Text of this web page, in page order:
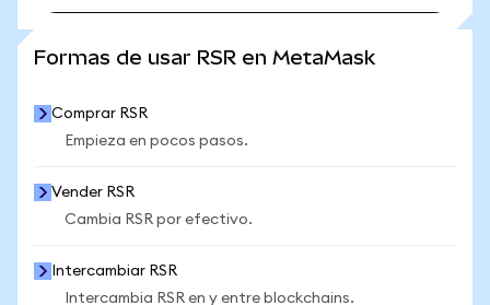
Formas de usar RSR en MetaMask
Comprar RSR
Empieza en pocos pasos.
Vender RSR
Cambia RSR por efectivo.
Intercambiar RSR
Intercambia RSR en y entre blockchains.